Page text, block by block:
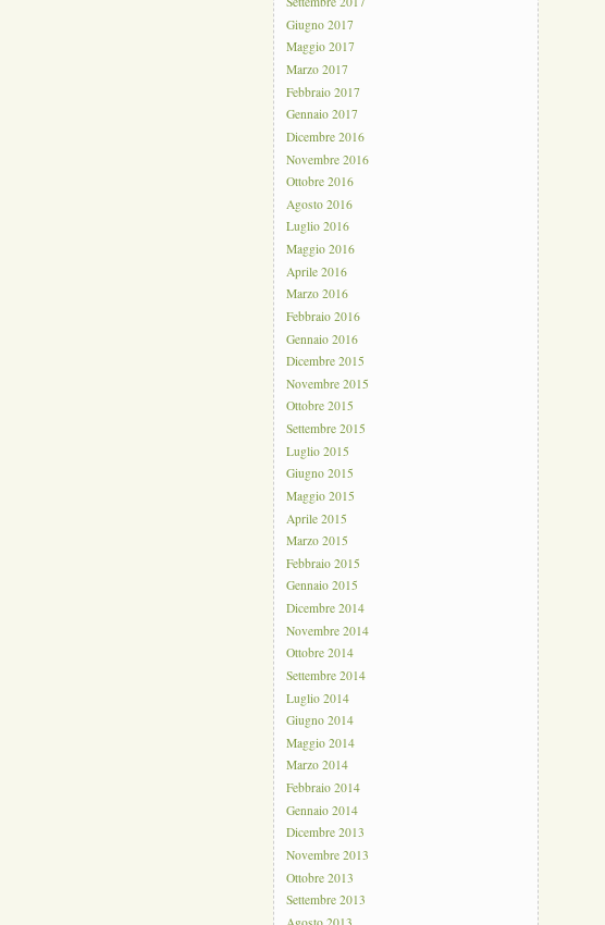
Giugno 2017
Maggio 2017
Marzo 2017
Febbraio 2017
Gennaio 2017
Dicembre 2016
Novembre 2016
Ottobre 2016
Agosto 2016
Luglio 2016
Maggio 2016
Aprile 2016
Marzo 2016
Febbraio 2016
Gennaio 2016
Dicembre 2015
Novembre 2015
Ottobre 2015
Settembre 2015
Luglio 2015
Giugno 2015
Maggio 2015
Aprile 2015
Marzo 2015
Febbraio 2015
Gennaio 2015
Dicembre 2014
Novembre 2014
Ottobre 2014
Settembre 2014
Luglio 2014
Giugno 2014
Maggio 2014
Marzo 2014
Febbraio 2014
Gennaio 2014
Dicembre 2013
Novembre 2013
Ottobre 2013
Settembre 2013